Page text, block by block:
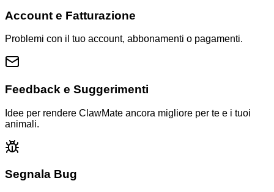
Account e Fatturazione
Problemi con il tuo account, abbonamenti o pagamenti.
Feedback e Suggerimenti
Idee per rendere ClawMate ancora migliore per te e i tuoi
animali.
Segnala Bug